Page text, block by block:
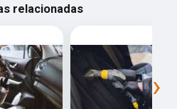
relacionadas
›